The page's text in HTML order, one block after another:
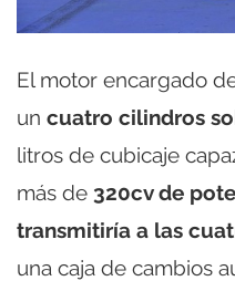
El motor encargado
un cuatro cilindros
litros de cubicaje
más de 320cv de
transmitiría a las
una caja de cambios